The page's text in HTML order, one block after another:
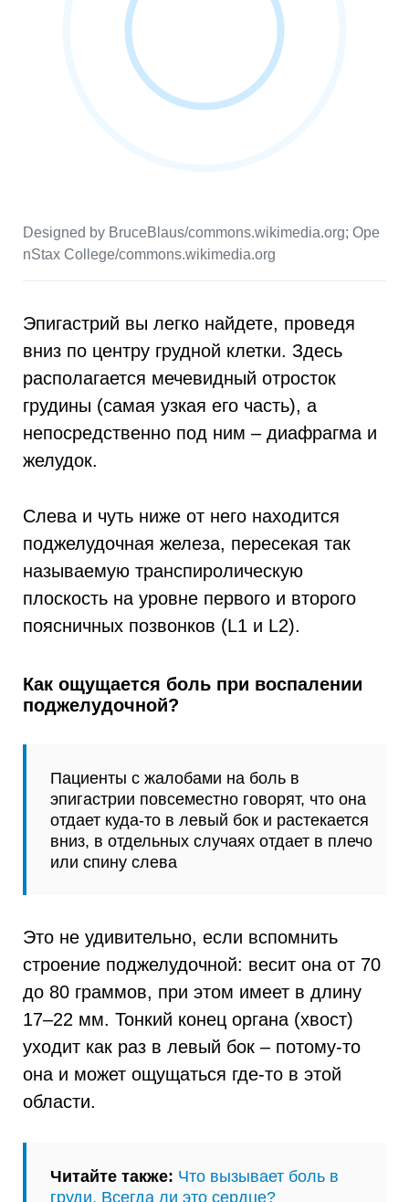
Designed by BruceBlaus/commons.wikimedia.org; Ope
nStax College/commons.wikimedia.org
Эпигастрий вы легко найдете, проведя
вниз по центру грудной клетки. Здесь
располагается мечевидный отросток
грудины (самая узкая его часть), а
непосредственно под ним – диафрагма и
желудок.
Слева и чуть ниже от него находится
поджелудочная железа, пересекая так
называемую транспиролическую
плоскость на уровне первого и второго
поясничных позвонков (L1 и L2).
Как ощущается боль при воспалении
поджелудочной?
Пациенты с жалобами на боль в
эпигастрии повсеместно говорят, что она
отдает куда-то в левый бок и растекается
вниз, в отдельных случаях отдает в плечо
или спину слева
Это не удивительно, если вспомнить
строение поджелудочной: весит она от 70
до 80 граммов, при этом имеет в длину
17–22 мм. Тонкий конец органа (хвост)
уходит как раз в левый бок – потому-то
она и может ощущаться где-то в этой
области.
Читайте также: Что вызывает боль в
груди. Всегда ли это сердце?